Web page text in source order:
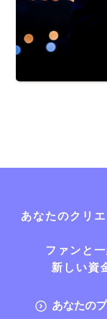
あなたのクリ
ファンと
新しい資
あなたの